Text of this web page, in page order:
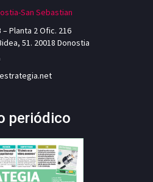
San Sebastian
– Planta 2 Ofic. 216
51. 20018 Donostia
periódico